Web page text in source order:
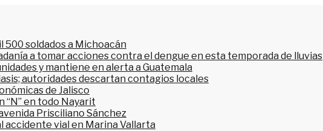
500 soldados a Michoacán
a tomar acciones contra el dengue en esta temporada de lluvias
y mantiene en alerta a Guatemala
autoridades descartan contagios locales
de Jalisco
“N” en todo Nayarit
Prisciliano Sánchez
accidente vial en Marina Vallarta